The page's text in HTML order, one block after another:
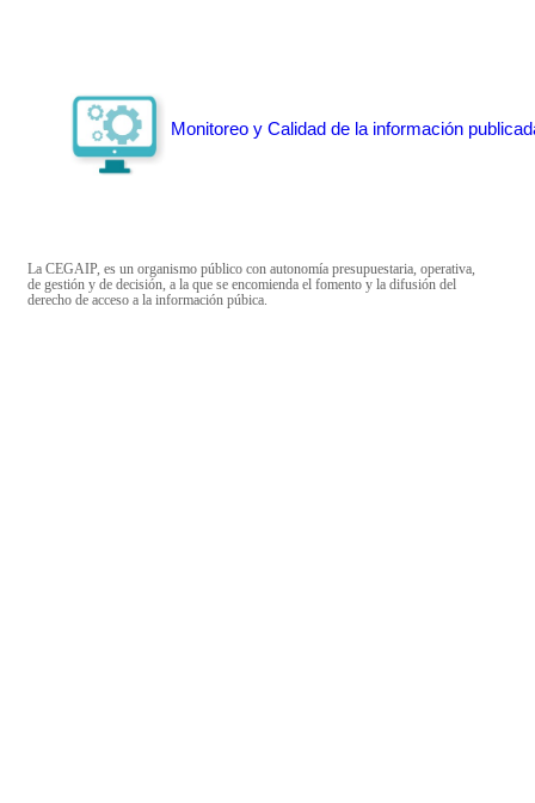
Monitoreo y Calidad de la información
La CEGAIP, es un organismo público con autonomía presupuestaria, operativa,
de gestión y de decisión, a la que se encomienda el fomento y la difusión del
derecho de acceso a la información púbica.